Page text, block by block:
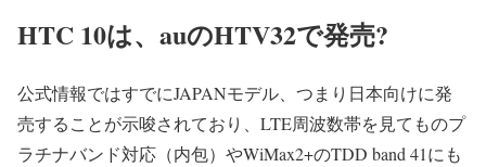
HTC 10は、auのHTV32で発売?
公式情報ではすでにJAPANモデル、つまり日本向けに発
売することが示唆されており、LTE周波数帯を見てものプ
ラチナバンド対応（内包）やWiMax2+のTDD band 41にも